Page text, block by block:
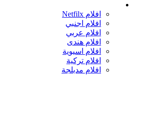
افلام Netfilx
افلام اجنبي
افلام عربي
افلام هندى
افلام اسيوية
افلام تركية
افلام مدبلجة